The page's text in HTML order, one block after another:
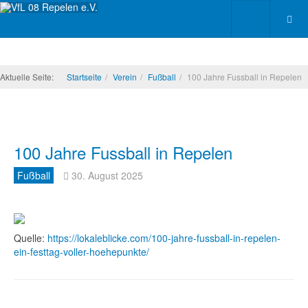
Aktuelle Seite: Startseite Verein Fußball 100 Jahre Fussball in Repelen
100 Jahre Fussball in Repelen
Fußball 30. August 2025
Quelle: https://lokaleblicke.com/100-jahre-fussball-in-repelen-
ein-festtag-voller-hoehepunkte/